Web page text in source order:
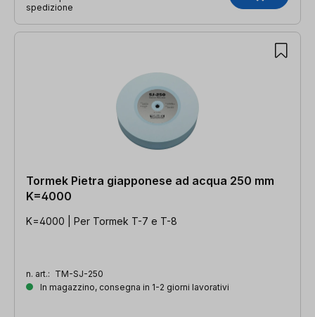
spedizione
Tormek Pietra giapponese ad acqua 250 mm
K=4000
K=4000 | Per Tormek T-7 e T-8
n. art.: TM-SJ-250
In magazzino, consegna in 1-2 giorni lavorativi